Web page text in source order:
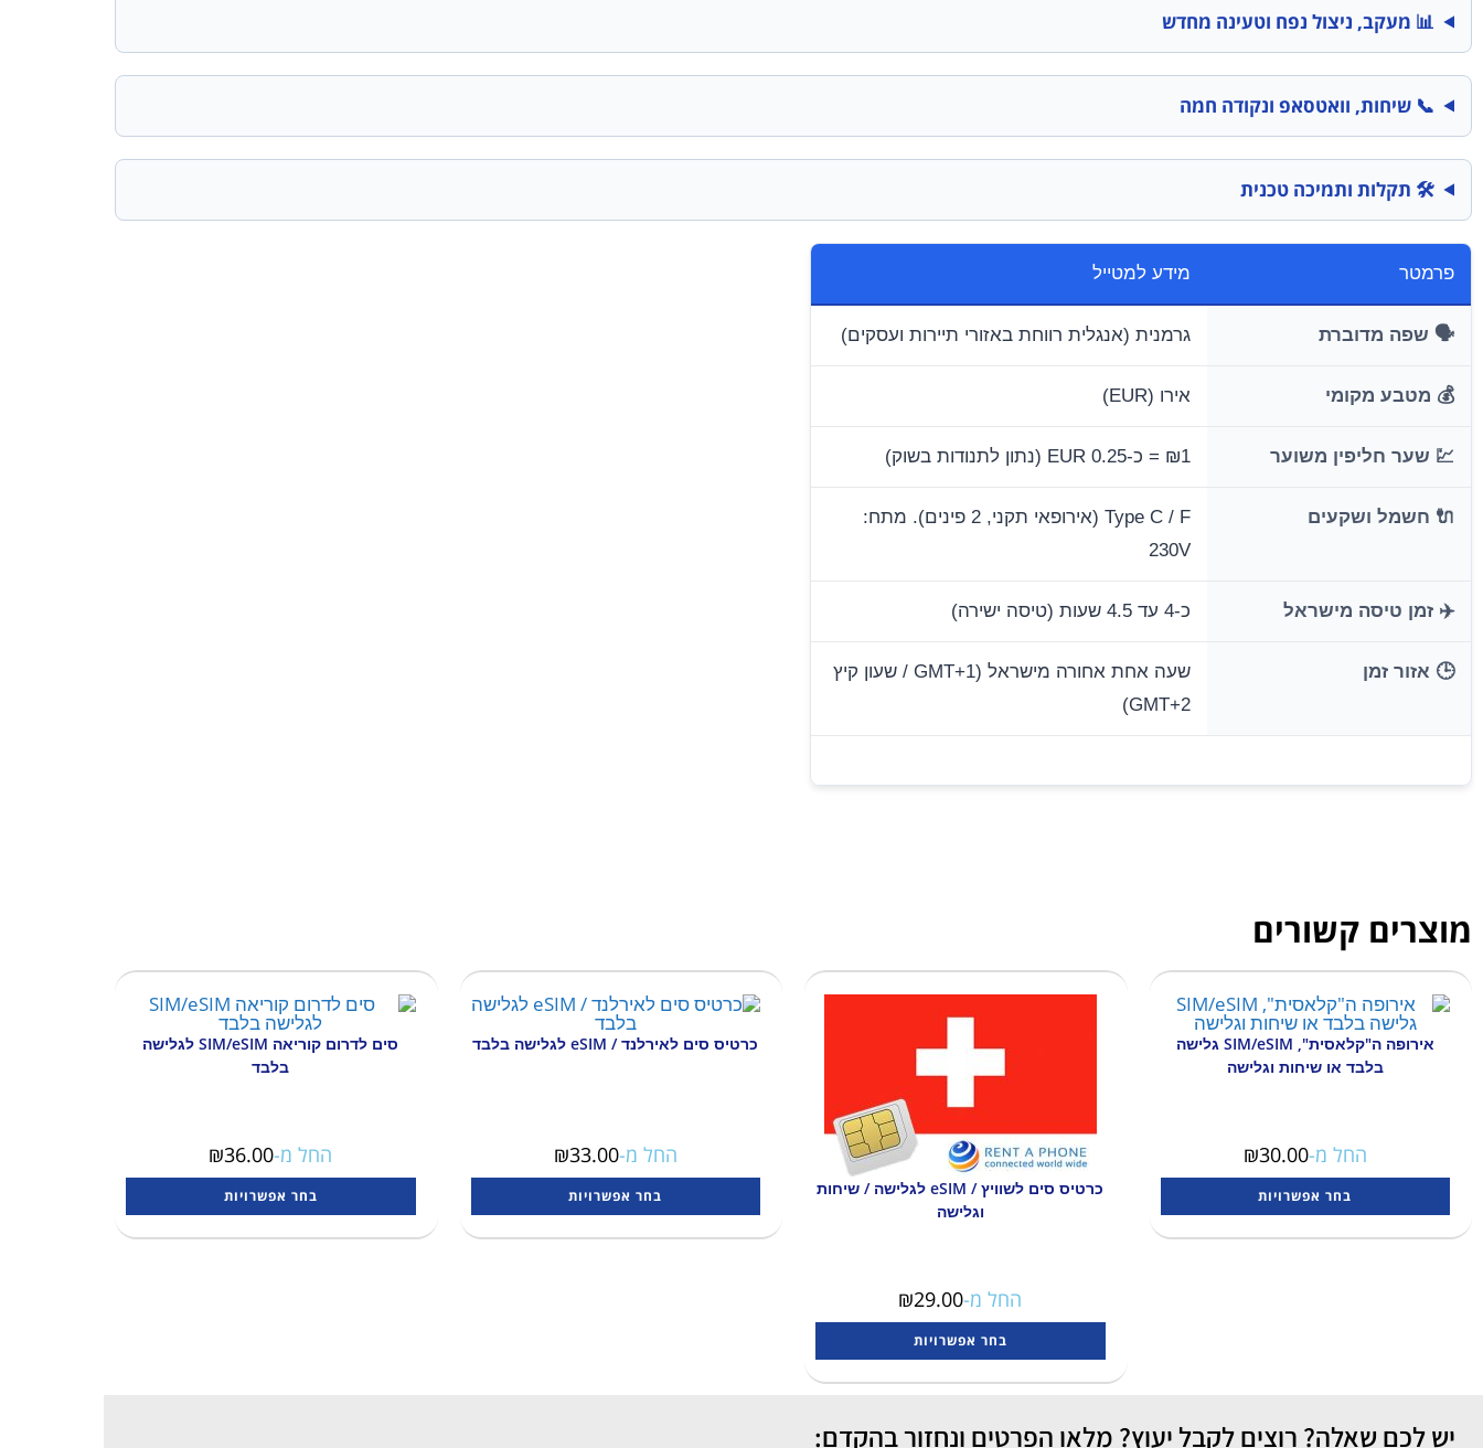
📊 מעקב, ניצול נפח וטעינה מחדש
📞 שיחות, וואטסאפ ונקודה חמה
🛠️ תקלות ותמיכה טכנית
פרמטר מידע למטייל
🗣️ שפה מדוברת גרמנית (אנגלית רווחת באזורי תיירות ועסקים)
💰 מטבע מקומי אירו (EUR)
💹 שער חליפין משוער ₪1 = כ-0.25 EUR (נתון לתנודות בשוק)
🔌 חשמל ושקעים
Type C / F (אירופאי תקני, 2 פינים). מתח:
230V
✈️ זמן טיסה מישראל כ-4 עד 4.5 שעות (טיסה ישירה)
🕒 אזור זמן
שעה אחת אחורה מישראל (GMT+1 / שעון קיץ
GMT+2)
מוצרים קשורים
אירופה ה"קלאסית", SIM/eSIM גלישה
בלבד או שיחות וגלישה
החל מ- ₪30.00
בחר אפשרויות
כרטיס סים לשוויץ / eSIM לגלישה / שיחות
וגלישה
החל מ- ₪29.00
בחר אפשרויות
כרטיס סים לאירלנד / eSIM לגלישה בלבד
החל מ- ₪33.00
בחר אפשרויות
סים לדרום קוריאה SIM/eSIM לגלישה
בלבד
החל מ- ₪36.00
בחר אפשרויות
יש לכם שאלה? רוצים לקבל יעוץ? מלאו הפרטים ונחזור בהקדם: